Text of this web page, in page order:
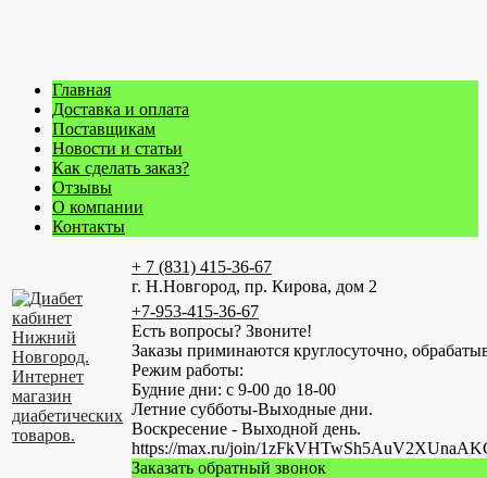
Главная
Доставка и оплата
Поставщикам
Новости и статьи
Как сделать заказ?
Отзывы
О компании
Контакты
+ 7 (831) 415-36-67
г. Н.Новгород, пр. Кирова, дом 2
+7-953-415-36-67
Есть вопросы? Звоните!
Заказы приминаются круглосуточно,
Режим работы:
Будние дни: с 9-00 до 18-00
Летние субботы-Выходные дни.
Воскресение - Выходной день.
https://max.ru/join/
Заказать обратный звонок